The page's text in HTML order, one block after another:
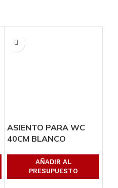
ASIENTO PARA WC
40CM BLANCO
AÑADIR AL
PRESUPUESTO